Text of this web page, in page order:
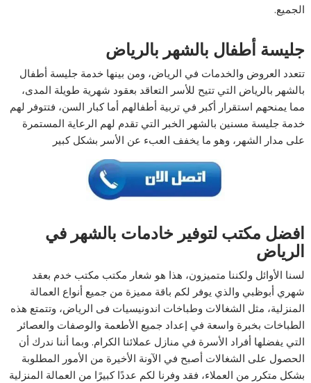
الجميع.
جليسة أطفال بالشهر بالرياض
تتعدد العروض والخدمات في الرياض، ومن بينها خدمة جليسة أطفال
بالشهر بالرياض التي تتيح للأسر التعاقد بعقود شهرية طويلة المدى،
مما يمنحهم استقرار أكبر في تربية أطفالهم أما كبار السن، فتتوفر لهم
خدمة جليسة مسنين بالشهر الخبر التي تقدم لهم الرعاية المستمرة
على مدار الشهر، وهو ما يخفف العبء عن الأسر بشكل كبير
افضل مكتب لتوفير خادمات بالشهر في
الرياض
لسنا الأوائل ولكننا متميزون، هذا هو شعار مكتب مكتب خدم بعقد
شهري أبوظبي والذي يوفر لكم باقة مميزة من جميع أنواع العمالة
المنزلية، مثل الشغالات وطباخات اندونيسيات فى الرياض، وتتمتع هذه
الطباخات بخبرة واسعة في إعداد جميع الأطعمة والوصفات والعصائر
التي يفضلها أفراد الأسرة في منازل عملائنا الكرام. وبما أننا ندرك أن
الحصول على الشغالات أصبح في الآونة الأخيرة من الأمور المطلوبة
بشكل متكرر من العملاء، فقد وفرنا لكم عددًا كبيرًا من العمالة المنزلية